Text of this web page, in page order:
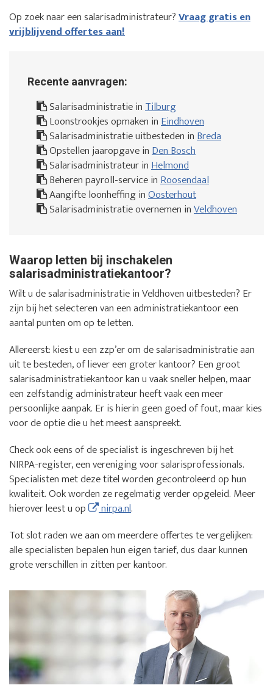
Op zoek naar een salarisadministrateur?Vraag gratis en
vrijblijvend offertes aan!
Recente aanvragen:
Salarisadministratie inTilburg
Loonstrookjes opmaken inEindhoven
Salarisadministratie uitbesteden inBreda
Opstellen jaaropgave inDen Bosch
Salarisadministrateur inHelmond
Beheren payroll-service inRoosendaal
Aangifte loonheffing inOosterhout
Salarisadministratie overnemen inVeldhoven
Waarop letten bij inschakelen
salarisadministratiekantoor?
Wilt u de salarisadministratie in Veldhoven uitbesteden? Er
zijn bij het selecteren van een administratiekantoor een
aantal punten om op te letten.
Allereerst: kiest u een zzp’er om de salarisadministratie aan
uit te besteden, of liever een groter kantoor? Een groot
salarisadministratiekantoor kan u vaak sneller helpen, maar
een zelfstandig administrateur heeft vaak een meer
persoonlijke aanpak. Er is hierin geen goed of fout, maar kies
voor de optie die u het meest aanspreekt.
Check ook eens of de specialist is ingeschreven bij het
NIRPA-register, een vereniging voor salarisprofessionals.
Specialisten met deze titel worden gecontroleerd op hun
kwaliteit. Ook worden ze regelmatig verder opgeleid. Meer
hierover leest u op
nirpa.nl.
Tot slot raden we aan om meerdere offertes te vergelijken:
alle specialisten bepalen hun eigen tarief, dus daar kunnen
grote verschillen in zitten per kantoor.